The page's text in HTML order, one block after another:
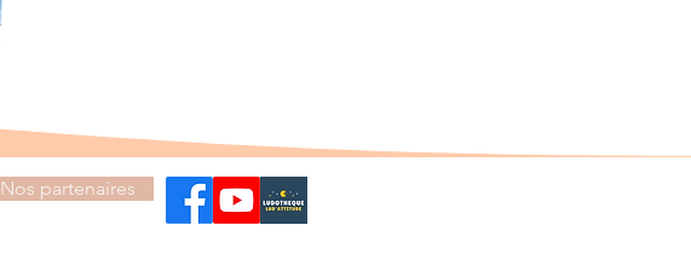
Nos partenaires